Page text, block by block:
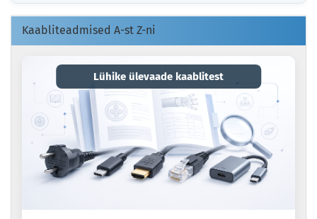
Kaabliteadmised A-st Z-ni
Lühike ülevaade kaablitest